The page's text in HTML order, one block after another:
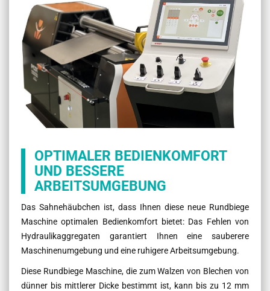
OPTIMALER BEDIENKOMFORT
UND BESSERE
ARBEITSUMGEBUNG
Das Sahnehäubchen ist, dass Ihnen diese neue Rundbiege
Maschine optimalen Bedienkomfort bietet: Das Fehlen von
Hydraulikaggregaten garantiert Ihnen eine sauberere
Maschinenumgebung und eine ruhigere Arbeitsumgebung.
Diese Rundbiege Maschine, die zum Walzen von Blechen von
dünner bis mittlerer Dicke bestimmt ist, kann bis zu 12 mm